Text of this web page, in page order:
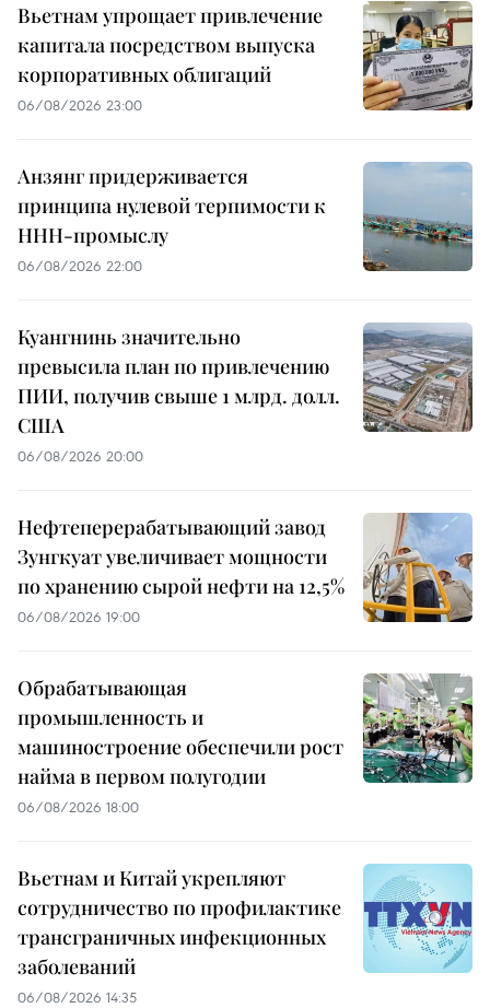
Вьетнам упрощает привлечение
капитала посредством выпуска
корпоративных облигаций
06/08/2026 23:00
Анзянг придерживается
принципа нулевой терпимости к
ННН-промыслу
06/08/2026 22:00
Куангнинь значительно
превысила план по привлечению
ПИИ, получив свыше 1 млрд. долл.
США
06/08/2026 20:00
Нефтеперерабатывающий завод
Зунгкуат увеличивает мощности
по хранению сырой нефти на 12,5%
06/08/2026 19:00
Обрабатывающая
промышленность и
машиностроение обеспечили рост
найма в первом полугодии
06/08/2026 18:00
Вьетнам и Китай укрепляют
сотрудничество по профилактике
трансграничных инфекционных
заболеваний
06/08/2026 14:35